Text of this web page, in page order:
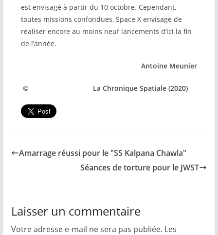
est envisagé à partir du 10 octobre. Cependant,
toutes missions confondues, Space X envisage de
réaliser encore au moins neuf lancements d’ici la fin
de l’année.
Antoine Meunier
© La Chronique Spatiale (2020)
Amarrage réussi pour le "SS Kalpana Chawla"
Séances de torture pour le JWST
Laisser un commentaire
Votre adresse e-mail ne sera pas publiée. Les